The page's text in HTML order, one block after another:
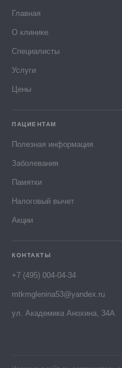
Главная
О клинике
Специалисты
Услуги
Цены
ПАЦИЕНТАМ
Полезная информация
Заболевания
Памятки
Налоговый вычет
Акции
КОНТАКТЫ
+7 (495) 004-04-34
mtkmglenina53@yandex.ru
ул. Академика Анохина, 34А